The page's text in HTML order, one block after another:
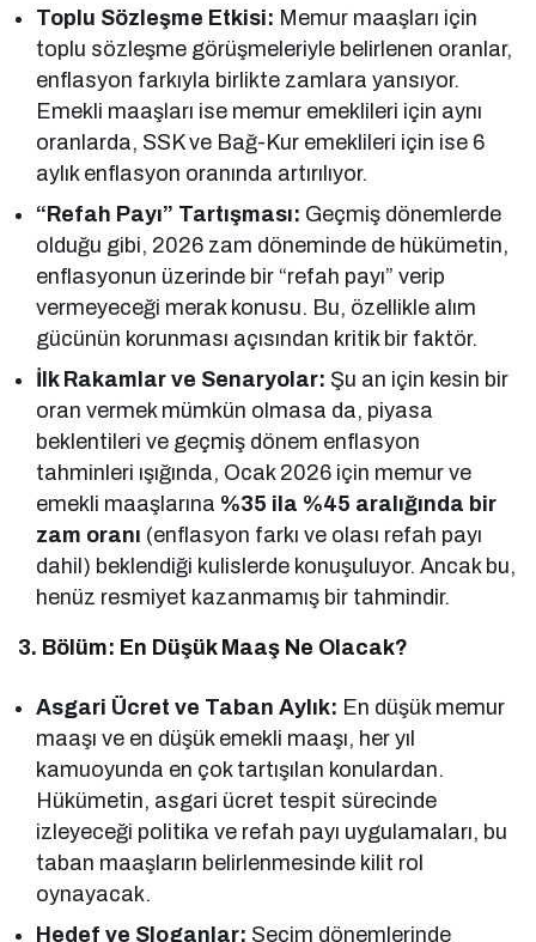
Toplu Sözleşme Etkisi: Memur maaşları için
toplu sözleşme görüşmeleriyle belirlenen oranlar,
enflasyon farkıyla birlikte zamlara yansıyor.
Emekli maaşları ise memur emeklileri için aynı
oranlarda, SSK ve Bağ-Kur emeklileri için ise 6
aylık enflasyon oranında artırılıyor.
“Refah Payı” Tartışması: Geçmiş dönemlerde
olduğu gibi, 2026 zam döneminde de hükümetin,
enflasyonun üzerinde bir “refah payı” verip
vermeyeceği merak konusu. Bu, özellikle alım
gücünün korunması açısından kritik bir faktör.
İlk Rakamlar ve Senaryolar: Şu an için kesin bir
oran vermek mümkün olmasa da, piyasa
beklentileri ve geçmiş dönem enflasyon
tahminleri ışığında, Ocak 2026 için memur ve
emekli maaşlarına %35 ila %45 aralığında bir
zam oranı (enflasyon farkı ve olası refah payı
dahil) beklendiği kulislerde konuşuluyor. Ancak bu,
henüz resmiyet kazanmamış bir tahmindir.
3. Bölüm: En Düşük Maaş Ne Olacak?
Asgari Ücret ve Taban Aylık: En düşük memur
maaşı ve en düşük emekli maaşı, her yıl
kamuoyunda en çok tartışılan konulardan.
Hükümetin, asgari ücret tespit sürecinde
izleyeceği politika ve refah payı uygulamaları, bu
taban maaşların belirlenmesinde kilit rol
oynayacak.
Hedef ve Sloganlar: Seçim dönemlerinde